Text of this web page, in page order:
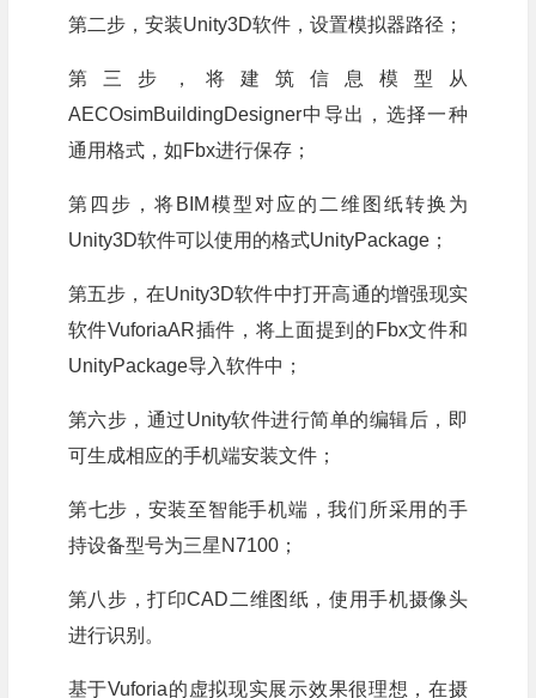
第二步，安装Unity3D软件，设置模拟器路径；
第三步，将建筑信息模型从
AECOsimBuildingDesigner中导出，选择一种
通用格式，如Fbx进行保存；
第四步，将BIM模型对应的二维图纸转换为
Unity3D软件可以使用的格式UnityPackage；
第五步，在Unity3D软件中打开高通的增强现实
软件VuforiaAR插件，将上面提到的Fbx文件和
UnityPackage导入软件中；
第六步，通过Unity软件进行简单的编辑后，即
可生成相应的手机端安装文件；
第七步，安装至智能手机端，我们所采用的手
持设备型号为三星N7100；
第八步，打印CAD二维图纸，使用手机摄像头
进行识别。
基于Vuforia的虚拟现实展示效果很理想，在摄